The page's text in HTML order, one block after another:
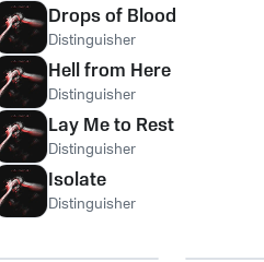
Drops of Blood
Distinguisher
Hell from Here
Distinguisher
Lay Me to Rest
Distinguisher
Isolate
Distinguisher